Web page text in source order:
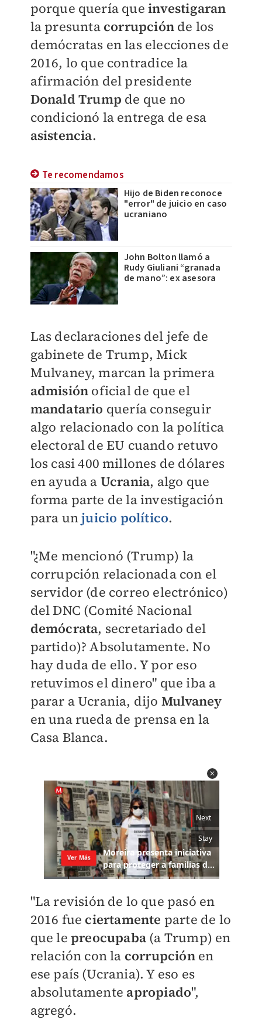
porque quería queinvestigaran
la presunta corrupción de los
demócratas en las elecciones de
2016, lo que contradice la
afirmación del presidente
Donald Trump de que no
condicionó la entrega de esa
asistencia.
Te recomendamos
Hijo de Biden reconoce
"error" de juicio en caso
ucraniano
John Bolton llamó a
Rudy Giuliani “granada
de mano”: ex asesora
Las declaraciones del jefe de
gabinete de Trump, Mick
Mulvaney, marcan la primera
admisión oficial de que el
mandatario quería conseguir
algo relacionado con la política
electoral de EU cuando retuvo
los casi 400 millones de dólares
en ayuda a Ucrania, algo que
forma parte de la investigación
para unjuicio político.
"¿Me mencionó (Trump) la
corrupción relacionada con el
servidor (de correo electrónico)
del DNC (Comité Nacional
demócrata, secretariado del
partido)? Absolutamente. No
hay duda de ello. Y por eso
retuvimos el dinero" que iba a
parar a Ucrania, dijo Mulvaney
en una rueda de prensa en la
Casa Blanca.
"La revisión de lo que pasó en
2016 fue ciertamente parte de lo
que le preocupaba (a Trump) en
relación con la corrupción en
ese país (Ucrania). Y eso es
absolutamente apropiado",
agregó.